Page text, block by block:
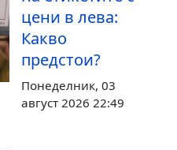
цени в лева:
Какво
предстои?
Понеделник, 03
август 2026 22:49